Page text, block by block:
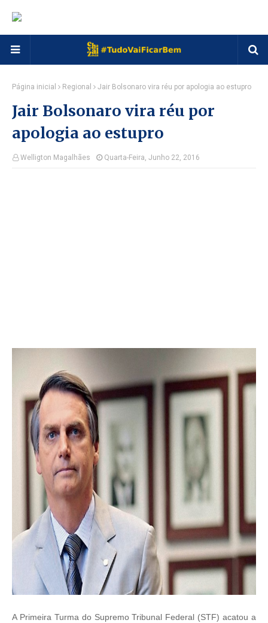
Página inicial Regional Jair Bolsonaro vira réu por apologia ao estupro
Jair Bolsonaro vira réu por
apologia ao estupro
Welligton Magalhães Quarta-Feira, Junho 22, 2016
A Primeira Turma do Supremo Tribunal Federal (STF) acatou a